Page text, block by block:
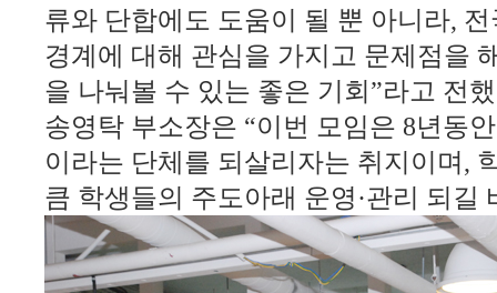
류와 단합에도 도움이 될 뿐 아니라, 전
경계에 대해 관심을 가지고 문제점을
을 나눠볼 수 있는 좋은 기회 ”라고 전
송영탁 부소장은 “이번 모임은 8년동
이라는 단체를 되살리자는 취지이며 ,
큼 학생들의 주도아래 운영·관리 되길